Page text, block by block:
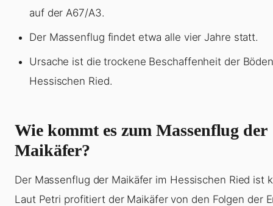
auf der A67/A3.
Der Massenflug findet etwa alle vier Jahre statt.
Ursache ist die trockene Beschaffenheit der
Hessischen Ried.
Wie kommt es zum Massenflug der
Maikäfer?
Der Massenflug der Maikäfer im Hessischen Ried ist
Laut Petri profitiert der Maikäfer von den Folgen der